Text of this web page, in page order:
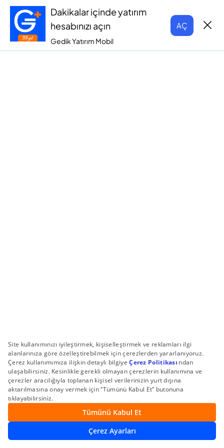
Dakikalar içinde yatırım
hesabınızı açın
Gedik Yatırım Mobil
AÇ